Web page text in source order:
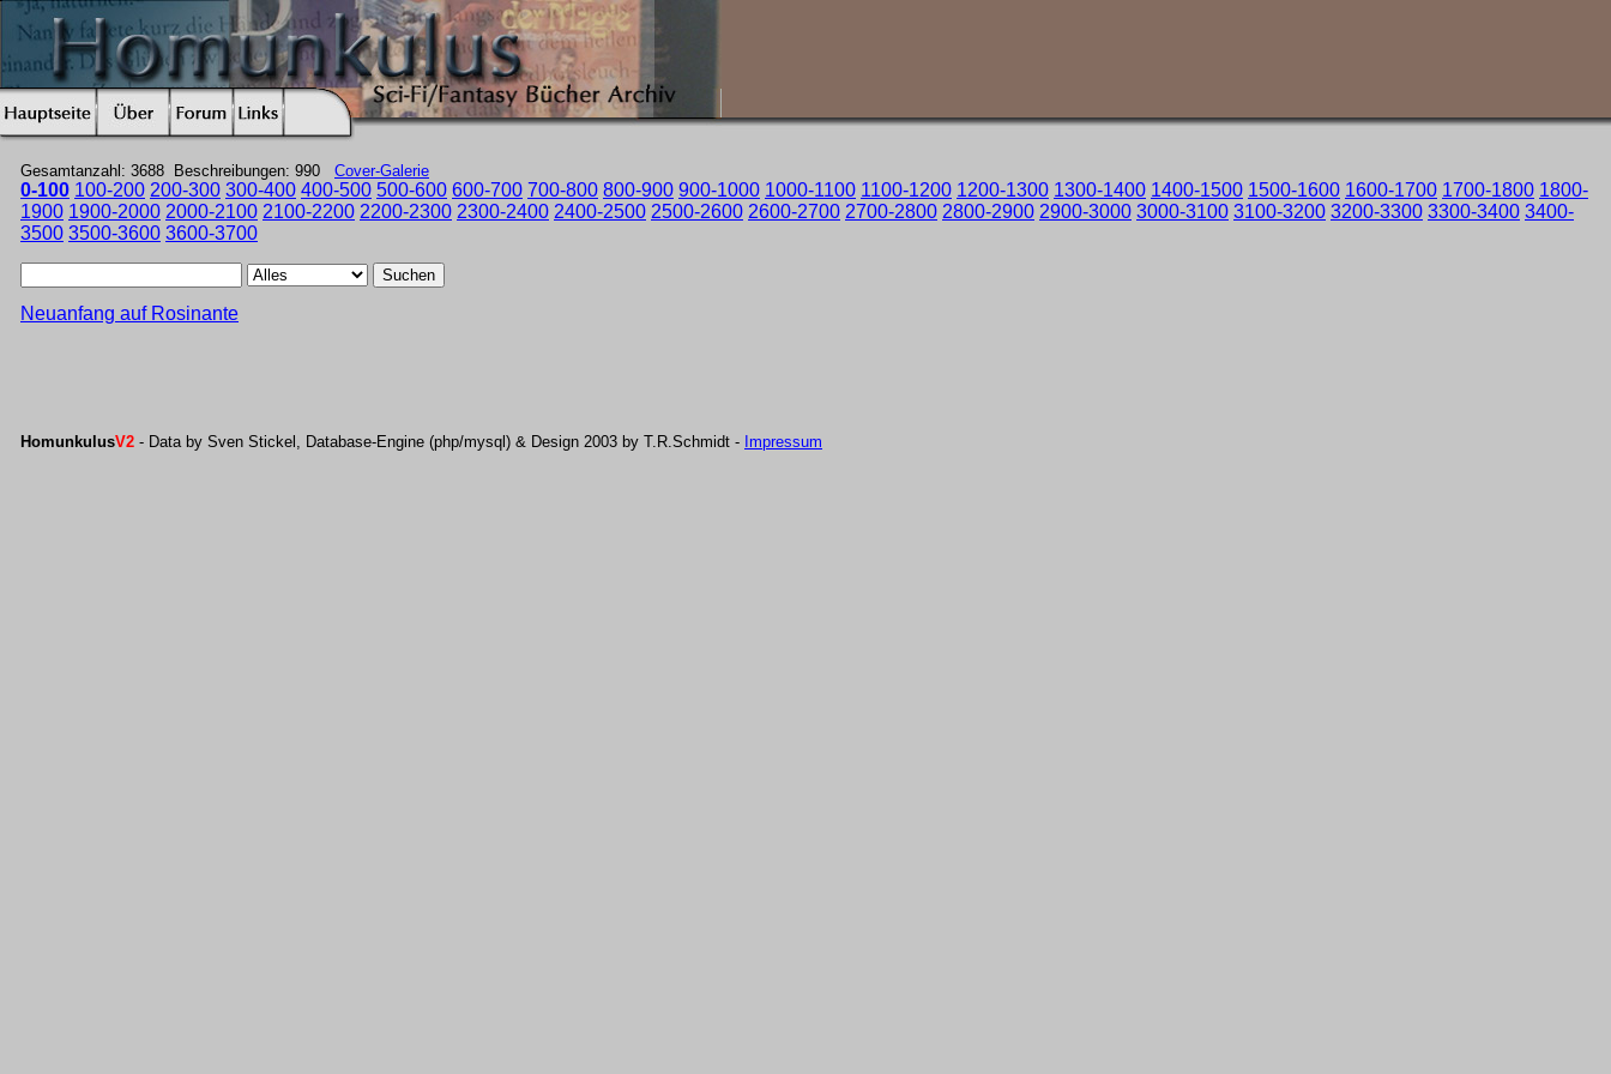
Gesamtanzahl: 3688 Beschreibungen: 990 Cover-Galerie
0-100 100-200 200-300 300-400 400-500 500-600 600-700 700-800 800-900 900-1000 1000-1100 1100-1200 1200-1300 1300-1400 1400-1500 1500-1600 1600-1700 1700-1800 1800-
1900 1900-2000 2000-2100 2100-2200 2200-2300 2300-2400 2400-2500 2500-2600 2600-2700 2700-2800 2800-2900 2900-3000 3000-3100 3100-3200 3200-3300 3300-3400 3400-
3500 3500-3600 3600-3700
Suchen
Neuanfang auf Rosinante
HomunkulusV2 - Data by Sven Stickel, Database-Engine (php/mysql) & Design 2003 by T.R.Schmidt - Impressum